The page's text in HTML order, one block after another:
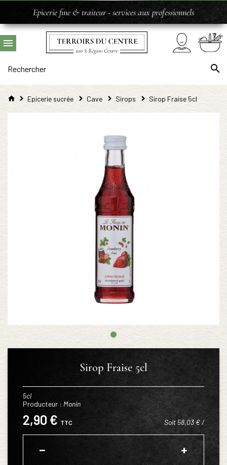
Epicerie fine & traiteur - services aux professionnels
Epicerie sucrée Cave Sirops Sirop Fraise 5cl
Sirop Fraise 5cl
5cl
Producteur : Monin
2,90 € TTC Soit 58,03 € /
− +